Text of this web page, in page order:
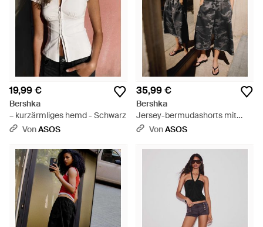
19,99 €
Bershka
– kurzärmliges hemd - Schwarz
VonASOS
35,99 €
Bershka
Jersey-bermudashorts mit
print - Schwarz
VonASOS